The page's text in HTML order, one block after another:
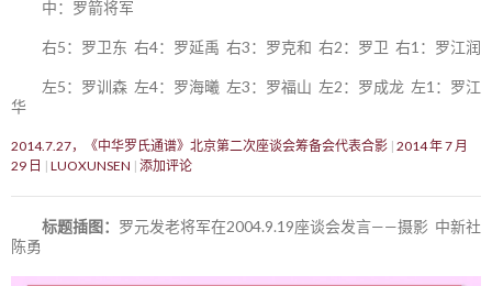
中：罗箭将军
右5：罗卫东 右4：罗延禹 右3：罗克和 右2：罗卫 右1：罗江润
左5：罗训森 左4：罗海曦 左3：罗福山 左2：罗成龙 左1：罗江
华
2014.7.27，《中华罗氏通谱》北京第二次座谈会筹备会代表合影 2014 年 7 月
29 日
LUOXUNSEN 添加评论
标题插图： 罗元发老将军在2004.9.19座谈会发言——摄影 中新社
陈勇